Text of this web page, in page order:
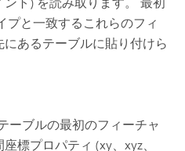
プと一致するこれらのフィ
あるテーブルに貼り付けら
ーブルの最初のフィーチャ
標プロパティ (xy、xyz、